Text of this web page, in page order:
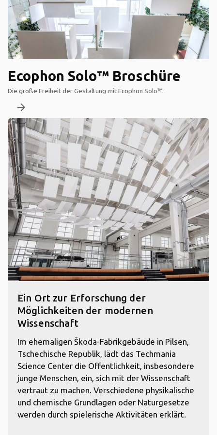
Ecophon Solo™ Broschüre
Die große Freiheit der Gestaltung mit Ecophon Solo™.
arrow_forward
Ein Ort zur Erforschung der
Möglichkeiten der modernen
Wissenschaft
Im ehemaligen Škoda-Fabrikgebäude in Pilsen,
Tschechische Republik, lädt das Techmania
Science Center die Öffentlichkeit, insbesondere
junge Menschen, ein, sich mit der Wissenschaft
vertraut zu machen. Verschiedene physikalische
und chemische Grundlagen oder Naturgesetze
werden durch spielerische Aktivitäten erklärt.